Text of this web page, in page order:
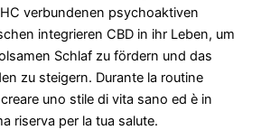
verbundenen psychoaktiven
integrieren CBD in ihr Leben, um
Schlaf zu fördern und das
zu steigern. Durante la routine
uno stile di vita sano ed è in
riserva per la tua salute.